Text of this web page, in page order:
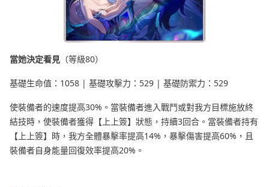
當她決定看見 （等級80）
基礎生命值：1058 | 基礎攻擊力：529 | 基礎防禦力：529
使裝備者的速度提高30%。當裝備者進入戰鬥或對我方目標施放終
結技時，使裝備者獲得【上上簽】狀態，持續3回合。當裝備者持有
【上上簽】時，我方全體暴擊率提高14%，暴擊傷害提高60%，且
裝備者自身能量回復效率提高20%。